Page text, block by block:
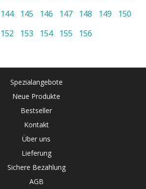
144 145 146 147 148 149
150
152 153 154 155 156
Spezialangebote
Neue Produkte
Bestseller
Kontakt
Über uns
Lieferung
Sichere Bezahlung
AGB